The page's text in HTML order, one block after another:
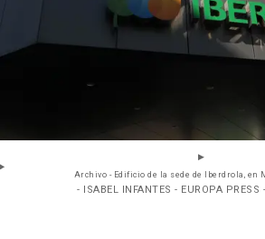
Archivo - Edificio de la sede de Iberdrola, en
- ISABEL INFANTES - EUROPA PRESS